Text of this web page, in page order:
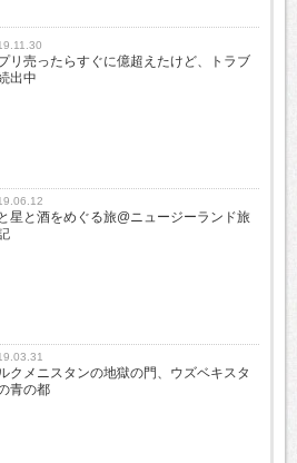
リ売ったらすぐに億超えたけど、トラブ
出中
星と酒をめぐる旅@ニュージーランド旅
クメニスタンの地獄の門、ウズベキスタ
青の都